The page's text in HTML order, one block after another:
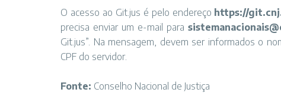
O acesso ao Git.jus é pelo endereço https://
precisa enviar um e-mail para
Git.jus”. Na mensagem, devem ser informados o
CPF do servidor.
Fonte: Conselho Nacional de Justiça